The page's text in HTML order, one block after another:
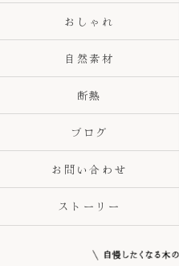
おしゃれ
自然素材
断熱
ブログ
お問い合わせ
ストーリー